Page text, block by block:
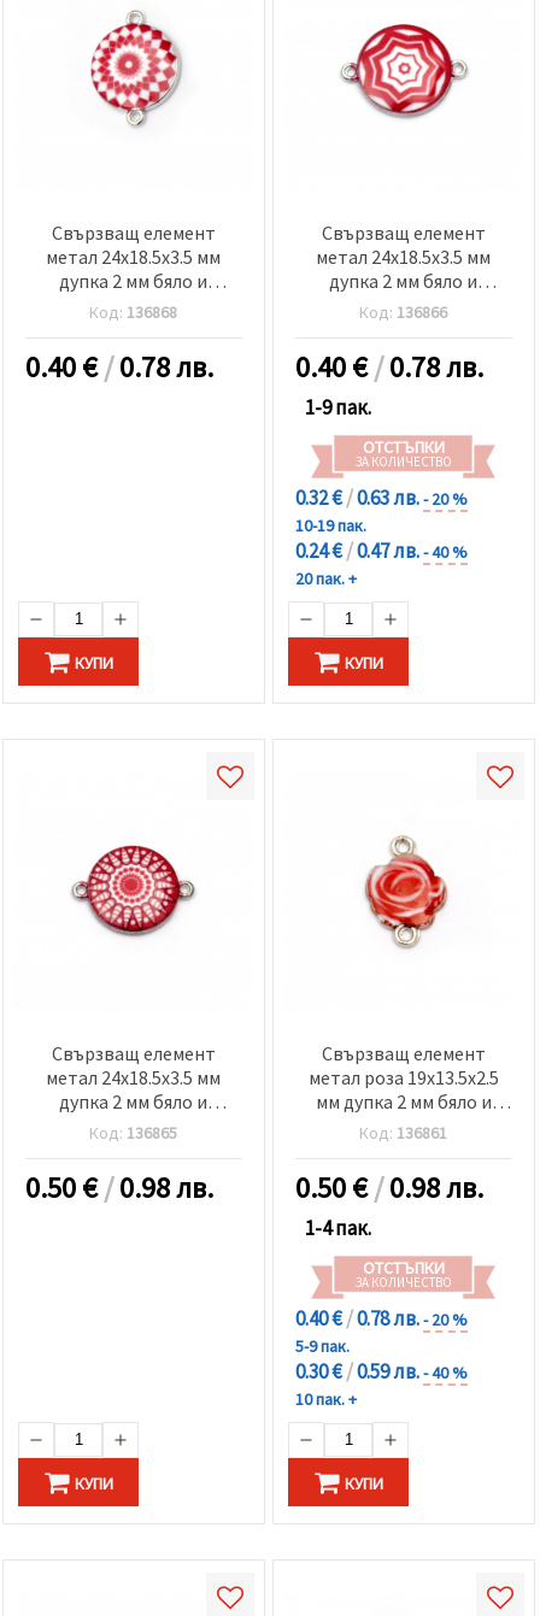
Свързващ елемент
метал 24x18.5x3.5 мм
дупка 2 мм бяло и
червено-2 броя
Код: 136868
0.40€/0.78 лв.
КУПИ
Свързващ елемент
метал 24x18.5x3.5 мм
дупка 2 мм бяло и
червено-2 броя
Код: 136866
0.40€/0.78 лв.
1-9 пак.
ОТСТЪПКИ
ЗА КОЛИЧЕСТВО
0.32 €/0.63 лв.- 20 %
10-19 пак.
0.24 €/0.47 лв.- 40 %
20 пак. +
КУПИ
Свързващ елемент
метал 24x18.5x3.5 мм
дупка 2 мм бяло и
червено-2 броя
Код: 136865
0.50€/0.98 лв.
КУПИ
Свързващ елемент
метал роза 19x13.5x2.5
мм дупка 2 мм бяло и
червено-2 броя
Код: 136861
0.50€/0.98 лв.
1-4 пак.
ОТСТЪПКИ
ЗА КОЛИЧЕСТВО
0.40 €/0.78 лв.- 20 %
5-9 пак.
0.30 €/0.59 лв.- 40 %
10 пак. +
КУПИ